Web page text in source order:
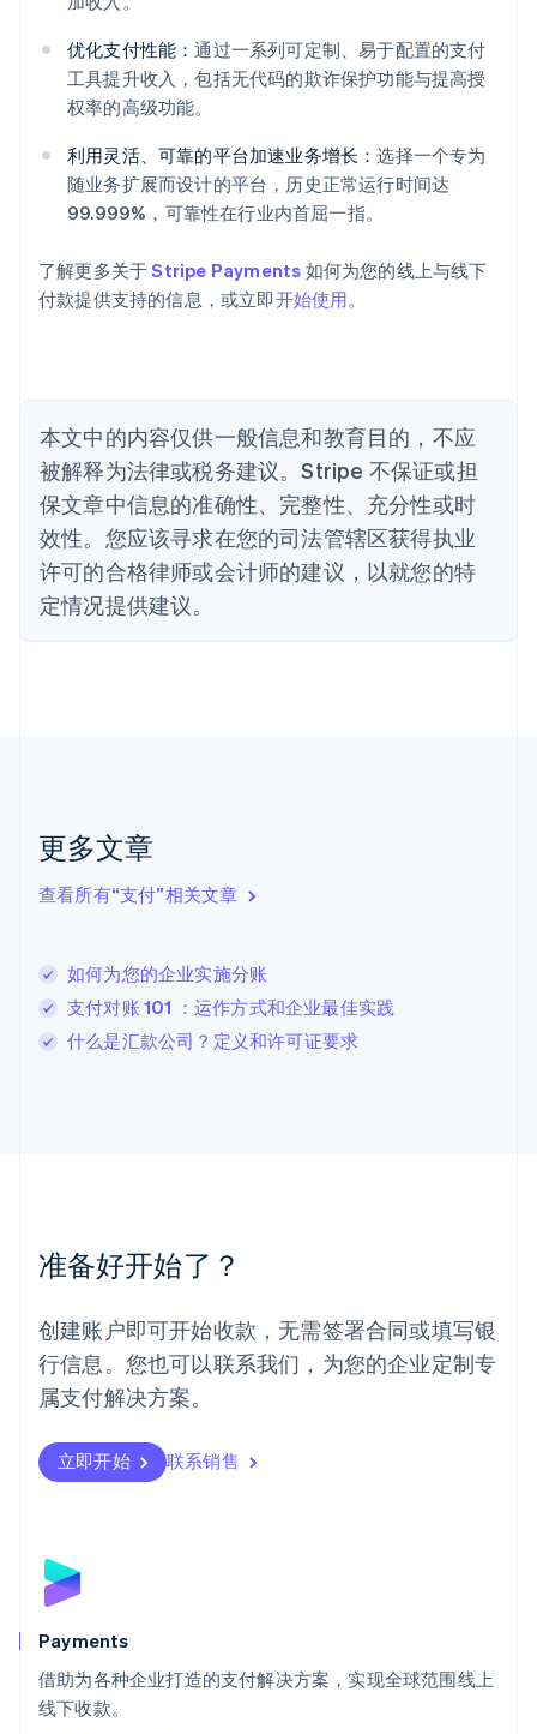
优化支付性能：通过一系列可定制、易于配置的支付
工具提升收入，包括无代码的欺诈保护功能与提高授
权率的高级功能。
利用灵活、可靠的平台加速业务增长：选择一个专为
随业务扩展而设计的平台，历史正常运行时间达
99.999%，可靠性在行业内首屈一指。
了解更多关于Stripe Payments 如何为您的线上与线下
付款提供支持的信息，或立即开始使用。
本文中的内容仅供一般信息和教育目的，不应
被解释为法律或税务建议。Stripe 不保证或担
保文章中信息的准确性、完整性、充分性或时
效性。您应该寻求在您的司法管辖区获得执业
许可的合格律师或会计师的建议，以就您的特
定情况提供建议。
更多文章
查看所有“支付”相关文章
如何为您的企业实施分账
支付对账 101 ：运作方式和企业最佳实践
什么是汇款公司？定义和许可证要求
准备好开始了？
创建账户即可开始收款，无需签署合同或填写银
行信息。您也可以联系我们，为您的企业定制专
属支付解决方案。
立即开始 联系销售
Payments
借助为各种企业打造的支付解决方案，实现全球范围线上
线下收款。
爱尔兰
English
爱沙尼亚
English
奥地利
DeutschEnglish
澳大利亚
English
Português English
保加利亚
English
丹麦
德国
DeutschEnglish
法国
FrançaisEnglish
芬兰
EnglishSvenska
English
English
卢森堡
罗马尼亚
English
挪威
葡萄牙
Português English
日本
日本語English
瑞典
瑞士
DeutschFrançais
English
斯洛文尼亚
泰国
ไทยEnglish
希腊
English